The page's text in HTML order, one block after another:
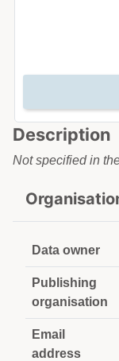
Description
Not specified in
Data owner
Publishing
organisation
Email
address